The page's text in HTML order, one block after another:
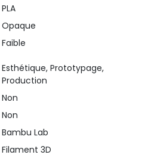
PLA
Opaque
Faible
Esthétique, Prototypage,
Production
Non
Non
Bambu Lab
Filament 3D